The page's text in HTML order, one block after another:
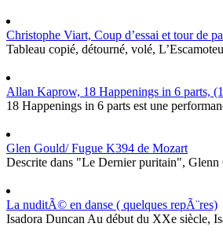
Christophe Viart, Coup d’essai et tour de
Tableau copié, détourné, volé,
Allan Kaprow, 18 Happenings in 6 parts,
18 Happenings in 6 parts est une
Glen Gould/ Fugue K394 de Mozart
Descrite dans "Le Dernier puritain", Glenn
La nuditÃ© en danse ( quelques repÃ¨res)
Isadora Duncan Au début du XXe siècle,